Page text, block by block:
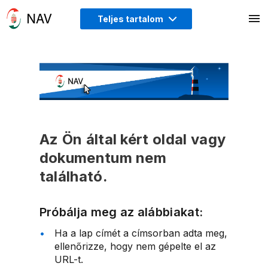
Teljes tartalom
Az Ön által kért oldal vagy
dokumentum nem
található.
Próbálja meg az alábbiakat:
Ha a lap címét a címsorban adta meg,
ellenőrizze, hogy nem gépelte el az
URL-t.